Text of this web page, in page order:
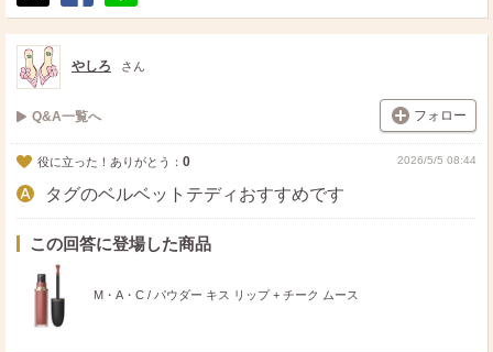
ポ
ス
ト
シ
ェ
送
る
やしろ さん
Q&A一覧へ フォロー
役に立った！ありがとう： 0 2026/5/5 08:44
タグのベルベットテディおすすめです
この回答に登場した商品
M・A・C / パウダー キス リップ + チーク ムース